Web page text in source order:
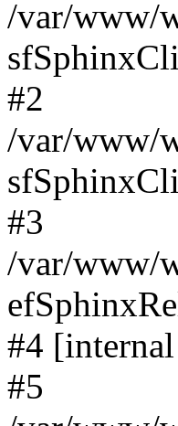
/var/www/
#2
/var/www/
#3
/var/www/
#4
#5